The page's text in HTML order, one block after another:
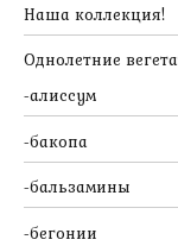
Наша коллекция!
Однолетние
алиссум
бакопа
бальзамины
бегонии